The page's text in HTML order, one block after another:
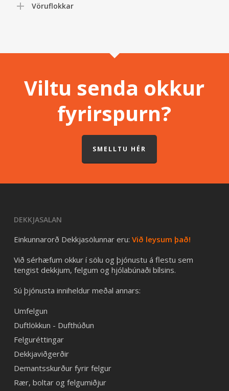
Vöruflokkar
Viltu senda okkur
fyrirspurn?
SMELLTU HÉR
DEKKJASALAN
Einkunnarorð Dekkjasölunnar eru: Við leysum það!
Við sérhæfum okkur í sölu og þjónustu á flestu sem
tengist dekkjum, felgum og hjólabúnaði bílsins.
Sú þjónusta inniheldur meðal annars:
Umfelgun
Duftlökkun - Dufthúðun
Felguréttingar
Dekkjaviðgerðir
Demantsskurður fyrir felgur
Rær, boltar og felgumiðjur